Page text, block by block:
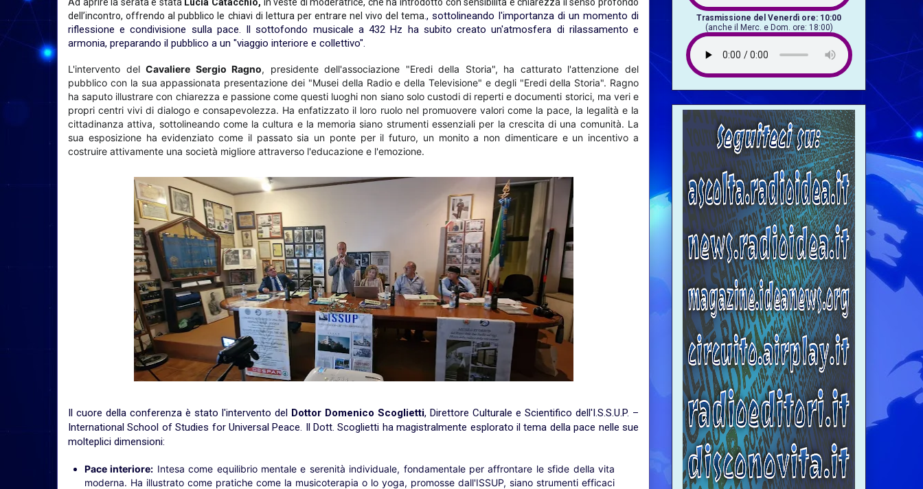
dell’incontro, offrendo al pubblico le chiavi di lettura per entrare nel vivo del tema., sottolineando l'importanza di un momento di
riflessione e condivisione sulla pace. Il sottofondo musicale a 432 Hz ha subito creato un'atmosfera di rilassamento e
armonia, preparando il pubblico a un "viaggio interiore e collettivo".
L'intervento delCavaliere Sergio Ragno, presidente dell'associazione "Eredi della Storia", ha catturato l'attenzione del
pubblico con la sua appassionata presentazione dei "Musei della Radio e della Televisione" e degli "Eredi della Storia". Ragno
ha saputo illustrare con chiarezza e passione come questi luoghi non siano solo custodi di reperti e documenti storici, ma veri e
propri centri vivi di dialogo e consapevolezza. Ha enfatizzato il loro ruolo nel promuovere valori come la pace, la legalità e la
cittadinanza attiva, sottolineando come la cultura e la memoria siano strumenti essenziali per la crescita di una comunità. La
sua esposizione ha evidenziato come il passato sia un ponte per il futuro, un monito a non dimenticare e un incentivo a
costruire attivamente una società migliore attraverso l'educazione e l'emozione.
Il cuore della conferenza è stato l'intervento del Dottor Domenico Scoglietti, Direttore Culturale e Scientifico dell'I.S.S.U.P. –
International School of Studies for Universal Peace. Il Dott. Scoglietti ha magistralmente esplorato il tema della pace nelle sue
molteplici dimensioni:
Pace interiore: Intesa come equilibrio mentale e serenità individuale, fondamentale per affrontare le sfide della vita
moderna. Ha illustrato come pratiche come la musicoterapia o lo yoga, promosse dall'ISSUP, siano strumenti efficaci
Trasmissione del Venerdì ore: 10:00
(anche il Merc. e Dom. ore: 18:00)